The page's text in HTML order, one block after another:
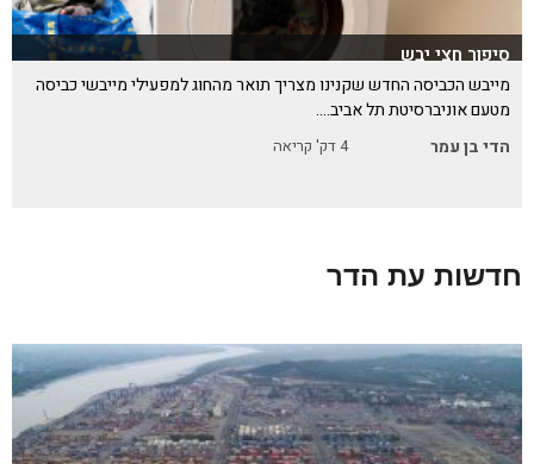
סיפור חצי יבש
מייבש הכביסה החדש שקנינו מצריך תואר מהחוג למפעילי מייבשי כביסה
מטעם אוניברסיטת תל אביב….
הדי בן עמר
4דק' קריאה
חדשות עת הדר